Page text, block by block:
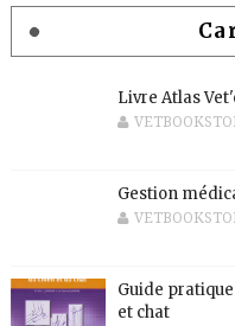
Livre Atlas
Gestion
Guide
et chat